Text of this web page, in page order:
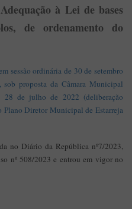
Adequação à Lei de bases
de ordenamento do
sessão ordinária de 30 de setembro
proposta da Câmara Municipal
28 de julho de 2022 (deliberação
Plano Diretor Municipal de Estarreja
no Diário da República nº7/2023,
nº 508/2023 e entrou em vigor no